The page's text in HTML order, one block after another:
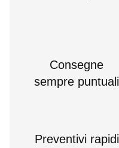
Consegne
sempre puntuali
Preventivi rapidi